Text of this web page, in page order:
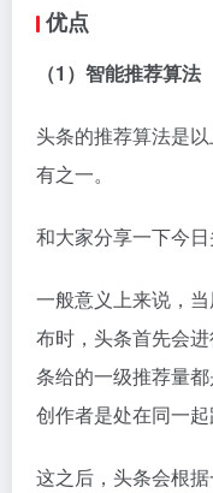
优点
（1）智能推荐算法
头条的推荐算法是
有之一。
和大家分享一下今日
一般意义上来说，
布时，头条首先会
条给的一级推荐量
创作者是处在同一起
这之后，头条会根